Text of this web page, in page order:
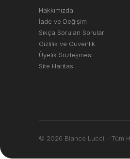
Hakkımızda
İade ve Değişim
Sıkça Sorulan Sorular
Gizlilik ve Güvenlik
Üyelik Sözleşmesi
Site Haritası
© 2026 Bianco Lucci - Tüm